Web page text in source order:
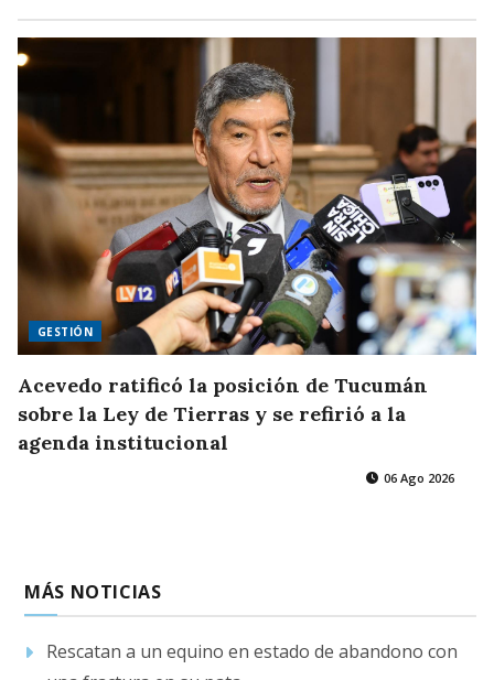
GESTIÓN
Acevedo ratificó la posición de Tucumán
sobre la Ley de Tierras y se refirió a la
agenda institucional
06 Ago 2026
MÁS NOTICIAS
Rescatan a un equino en estado de abandono con